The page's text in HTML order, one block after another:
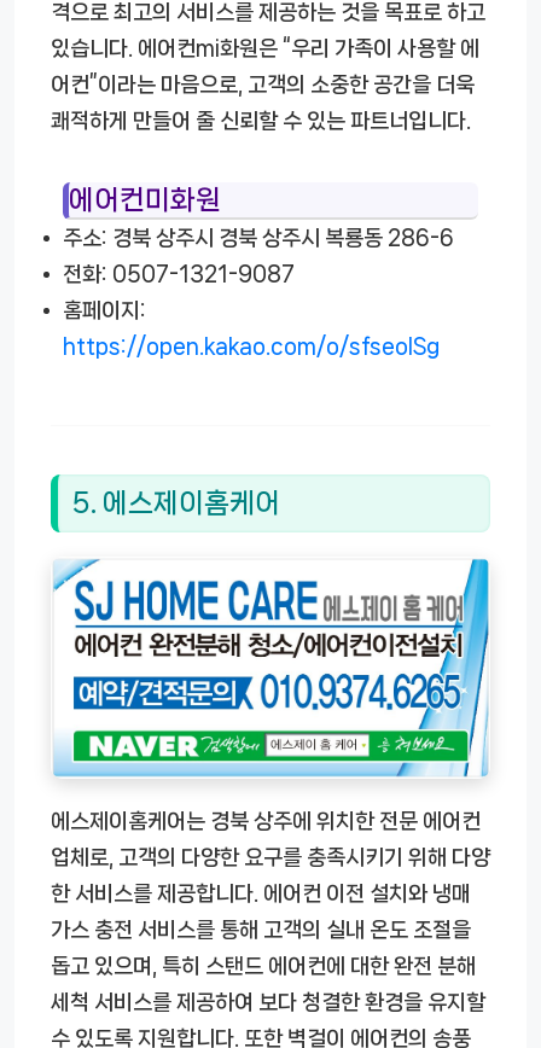
격으로 최고의 서비스를 제공하는 것을 목표로 하고
있습니다. 에어컨mi화원은 “우리 가족이 사용할 에
어컨”이라는 마음으로, 고객의 소중한 공간을 더욱
쾌적하게 만들어 줄 신뢰할 수 있는 파트너입니다.
에어컨미화원
주소: 경북 상주시 경북 상주시 복룡동 286-6
전화: 0507-1321-9087
홈페이지:
https://open.kakao.com/o/sfseolSg
5. 에스제이홈케어
에스제이홈케어는 경북 상주에 위치한 전문 에어컨
업체로, 고객의 다양한 요구를 충족시키기 위해 다양
한 서비스를 제공합니다. 에어컨 이전 설치와 냉매
가스 충전 서비스를 통해 고객의 실내 온도 조절을
돕고 있으며, 특히 스탠드 에어컨에 대한 완전 분해
세척 서비스를 제공하여 보다 청결한 환경을 유지할
수 있도록 지원합니다. 또한 벽걸이 에어컨의 송풍